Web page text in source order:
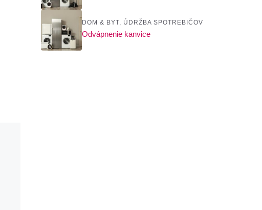
DOM & BYT, ÚDRŽBA SPOTREBIČOV
Odvápnenie kanvice